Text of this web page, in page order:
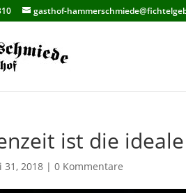
gasthof-
ist die
31, 2018 |0 Kommentare